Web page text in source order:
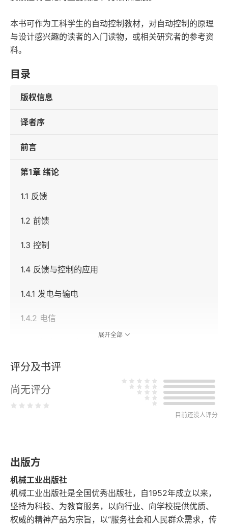
本书可作为工科学生的自动控制教材，对自动控制的原理
与设计感兴趣的读者的入门读物，或相关研究者的参考资
料。
目录
版权信息
译者序
前言
第1章 绪论
1.1 反馈
1.2 前馈
1.3 控制
1.4 反馈与控制的应用
1.4.1 发电与输电
1.4.2 电信
1.4.4 材料与加工
1.4.5 仪器
1.4.8 经济学
1.4.9 自然界中的反馈
1.5 反馈的性质
展开全部
评分及书评
尚无评分
目前还没人评分
出版方
机械工业出版社
机械工业出版社是全国优秀出版社，自1952年成立以来，
坚持为科技、为教育服务，以向行业、向学校提供优质、
权威的精神产品为宗旨，以“服务社会和人民群众需求，传